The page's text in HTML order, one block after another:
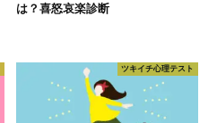
は？喜怒哀楽診断
ツキイチ心理テスト